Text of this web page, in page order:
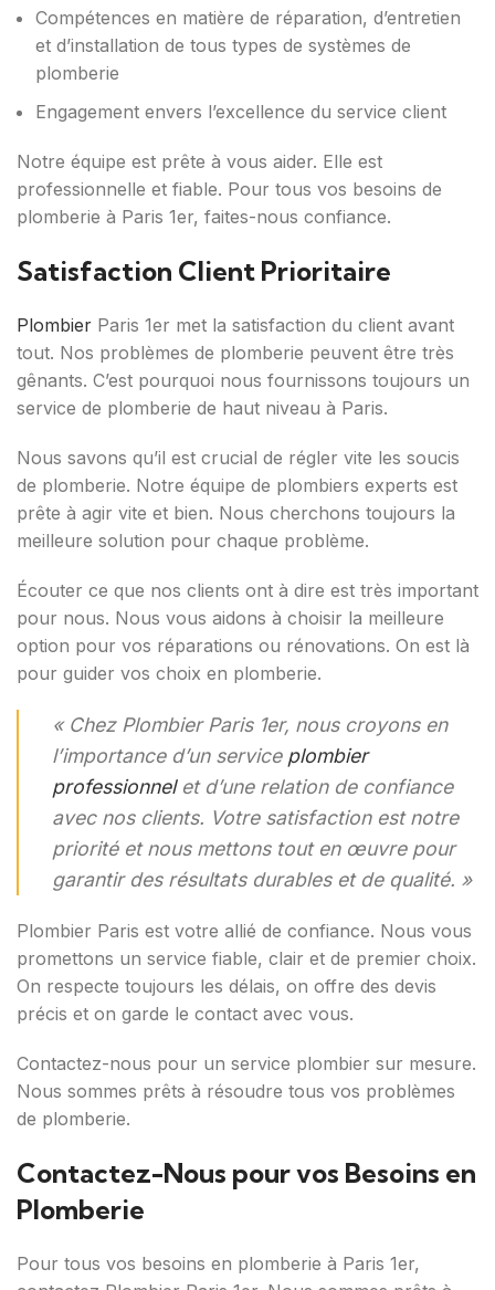
Compétences en matière de réparation, d’entretien
et d’installation de tous types de systèmes de
plomberie
Engagement envers l’excellence du service client
Notre équipe est prête à vous aider. Elle est
professionnelle et fiable. Pour tous vos besoins de
plomberie à Paris 1er, faites-nous confiance.
Satisfaction Client Prioritaire
Plombier Paris 1er met la satisfaction du client avant
tout. Nos problèmes de plomberie peuvent être très
gênants. C’est pourquoi nous fournissons toujours un
service de plomberie de haut niveau à Paris.
Nous savons qu’il est crucial de régler vite les soucis
de plomberie. Notre équipe de plombiers experts est
prête à agir vite et bien. Nous cherchons toujours la
meilleure solution pour chaque problème.
Écouter ce que nos clients ont à dire est très important
pour nous. Nous vous aidons à choisir la meilleure
option pour vos réparations ou rénovations. On est là
pour guider vos choix en plomberie.
« Chez Plombier Paris 1er, nous croyons en
l’importance d’un service plombier
professionnelet d’une relation de confiance
avec nos clients. Votre satisfaction est notre
priorité et nous mettons tout en œuvre pour
garantir des résultats durables et de qualité. »
Plombier Paris est votre allié de confiance. Nous vous
promettons un service fiable, clair et de premier choix.
On respecte toujours les délais, on offre des devis
précis et on garde le contact avec vous.
Contactez-nous pour un service plombier sur mesure.
Nous sommes prêts à résoudre tous vos problèmes
de plomberie.
Contactez-Nous pour vos Besoins en
Plomberie
Pour tous vos besoins en plomberie à Paris 1er,